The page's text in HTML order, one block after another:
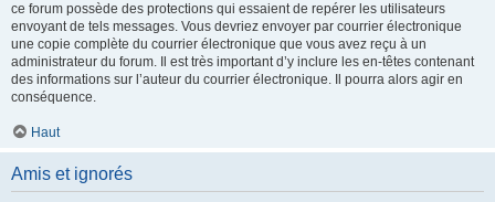
ce forum possède des protections qui essaient de repérer les utilisateurs
envoyant de tels messages. Vous devriez envoyer par courrier électronique
une copie complète du courrier électronique que vous avez reçu à un
administrateur du forum. Il est très important d’y inclure les en-têtes contenant
des informations sur l’auteur du courrier électronique. Il pourra alors agir en
conséquence.
Haut
Amis et ignorés